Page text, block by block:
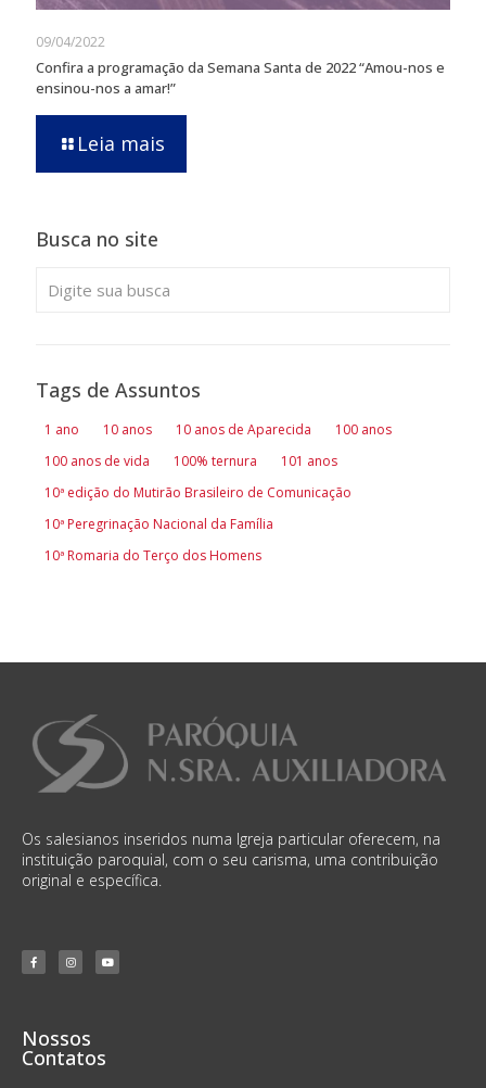
09/04/2022
Confira a programação da Semana Santa de 2022 “Amou-nos e
ensinou-nos a amar!”
Leia mais
Busca no site
Tags de Assuntos
1 ano 10 anos 10 anos de Aparecida
100 anos
100 anos de vida
100% ternura
101 anos
10ª edição do Mutirão Brasileiro de Comunicação
10ª Peregrinação Nacional da Família
10ª Romaria do Terço dos Homens
Os salesianos inseridos numa Igreja particular oferecem, na
instituição paroquial, com o seu carisma, uma contribuição
original e específica.
Nossos
Contatos